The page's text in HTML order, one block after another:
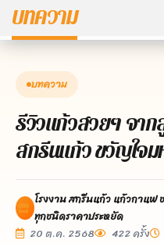
บทความ
บทความ
รีวิวแก้วสวยๆ จาก
สกรีนแก้ว ขวัญใจม
โรงงาน สกรีนแก้ว แก้วกาแฟ
ทุกชนิดราคาประหยัด
20 ต.ค. 2568
422 ครั้ง